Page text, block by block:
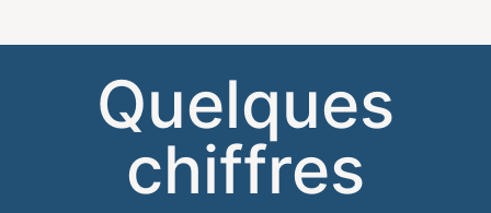
Quelques
chiffres